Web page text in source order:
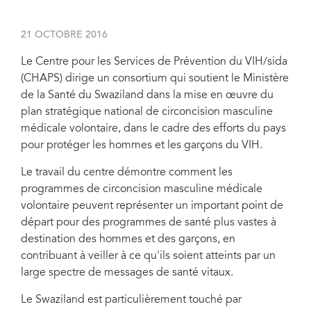
Le CHAPS dirige également un programme couronné de succès autour du
21 OCTOBRE 2016
Le Centre pour les Services de Prévention du VIH/sida
(CHAPS) dirige un consortium qui soutient le Ministère
de la Santé du Swaziland dans la mise en œuvre du
plan stratégique national de circoncision masculine
médicale volontaire, dans le cadre des efforts du pays
pour protéger les hommes et les garçons du VIH.
Le travail du centre démontre comment les
programmes de circoncision masculine médicale
volontaire peuvent représenter un important point de
départ pour des programmes de santé plus vastes à
destination des hommes et des garçons, en
contribuant à veiller à ce qu'ils soient atteints par un
large spectre de messages de santé vitaux.
Le Swaziland est particulièrement touché par